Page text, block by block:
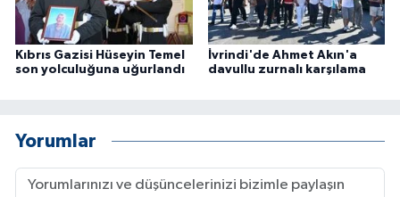
Kıbrıs Gazisi Hüseyin Temel
son yolculuğuna uğurlandı
İvrindi'de Ahmet Akın'a
davullu zurnalı karşılama
Yorumlar